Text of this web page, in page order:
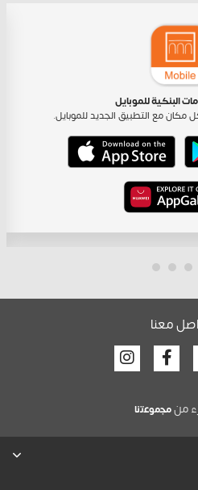
البنكية للموبايل
مع التطبيق الجديد للموبايل.
معنا
Facebook
منﻣﺟﻣوﻋﺗﻧﺎ